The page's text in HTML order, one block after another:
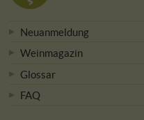
Neuanmeldung
Weinmagazin
Glossar
FAQ